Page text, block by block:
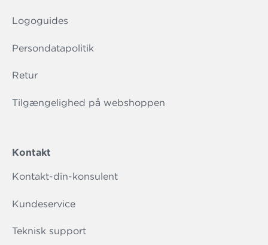
Logoguides
Persondatapolitik
Retur
Tilgængelighed på webshoppen
Kontakt
Kontakt-din-konsulent
Kundeservice
Teknisk support